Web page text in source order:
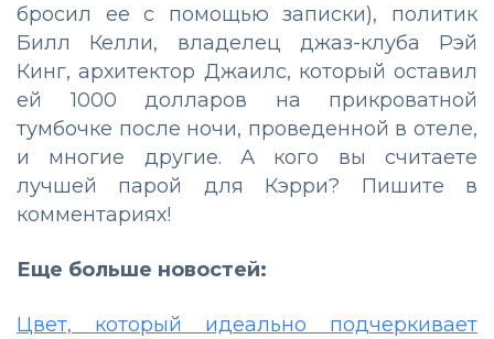
бросил ее с помощью записки), политик
Билл Келли, владелец джаз-клуба Рэй
Кинг, архитектор Джаилс, который оставил
ей 1000 долларов на прикроватной
тумбочке после ночи, проведенной в отеле,
и многие другие. А кого вы считаете
лучшей парой для Кэрри? Пишите в
комментариях!
Еще больше новостей:
Цвет, который идеально подчеркивает